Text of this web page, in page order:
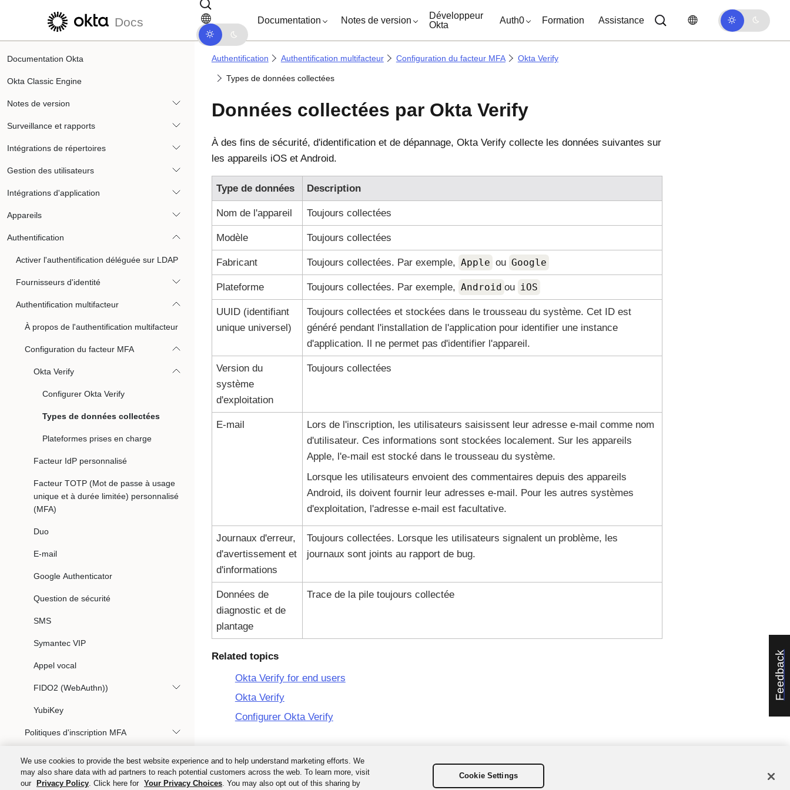
Passer au contenu principal Passer à la navigation dans les documents
Docs Documentation Notes de version
Développeur
Okta
Auth0 Formation Assistance
Feedback
Documentation Okta
Okta Classic Engine
Notes de version
Surveillance et rapports
Intégrations de répertoires
Gestion des utilisateurs
Intégrations d'application
Appareils
Authentification
Activer l'authentification déléguée sur LDAP
Fournisseurs d'identité
Authentification multifacteur
À propos de l'authentification multifacteur
Configuration du facteur MFA
Okta Verify
Configurer Okta Verify
Types de données collectées
Plateformes prises en charge
Facteur IdP personnalisé
Facteur TOTP (Mot de passe à usage
unique et à durée limitée) personnalisé
(MFA)
Duo
E-mail
Google Authenticator
Question de sécurité
SMS
Symantec VIP
Appel vocal
FIDO2 (WebAuthn))
YubiKey
Politiques d'inscription MFA
Réinitialiser l'authentification multifacteur
Authentification Authentification multifacteur Configuration du facteur MFA Okta Verify
Types de données collectées
Données collectées par Okta Verify
À des fins de sécurité, d'identification et de dépannage, Okta Verifycollecte les données suivantes sur
les appareils iOS et Android.
Type de données Description
Nom de l'appareil Toujours collectées
Modèle Toujours collectées
Fabricant Toujours collectées. Par exemple, Apple ou Google
Plateforme Toujours collectées. Par exemple, Android ou iOS
UUID (identifiant
unique universel)
Toujours collectées et stockées dans le trousseau du système. Cet ID est
généré pendant l'installation de l'application pour identifier une instance
d'application. Il ne permet pas d'identifier l'appareil.
Version du
système
d'exploitation
Toujours collectées
E-mail
Lors de l'inscription, les utilisateurs saisissent leur adresse e-mail comme nom
d'utilisateur. Ces informations sont stockées localement. Sur les appareils
Apple, l'e-mail est stocké dans le trousseau du système.
Lorsque les utilisateurs envoient des commentaires depuis des appareils
Android, ils doivent fournir leur adresses e-mail. Pour les autres systèmes
d'exploitation, l'adresse e-mail est facultative.
Journaux d'erreur,
d'avertissement et
d'informations
Toujours collectées. Lorsque les utilisateurs signalent un problème, les
journaux sont joints au rapport de bug.
Données de
diagnostic et de
plantage
Trace de la pile toujours collectée
Related topics
Okta Verify for end users
Okta Verify
Configurer Okta Verify
We use cookies to provide the best website experience and to help understand marketing efforts. We
may also share data with ad partners to reach potential customers across the web. To learn more, visit
our
Privacy Policy. Click here for Your Privacy Choices. You may also opt out of this sharing by
Cookie Settings